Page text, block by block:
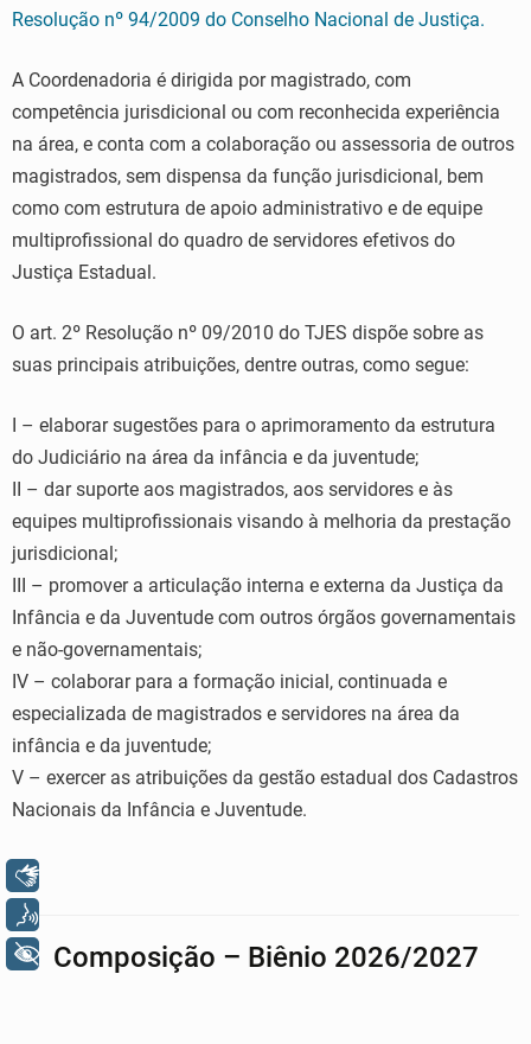
+ Acessibilidade
Resolução nº 94/2009 do Conselho Nacional de Justiça.
A Coordenadoria é dirigida por magistrado, com
competência jurisdicional ou com reconhecida experiência
na área, e conta com a colaboração ou assessoria de outros
magistrados, sem dispensa da função jurisdicional, bem
como com estrutura de apoio administrativo e de equipe
multiprofissional do quadro de servidores efetivos do
Justiça Estadual.
O art. 2º Resolução nº 09/2010 do TJES dispõe sobre as
suas principais atribuições, dentre outras, como segue:
I – elaborar sugestões para o aprimoramento da estrutura
do Judiciário na área da infância e da juventude;
II – dar suporte aos magistrados, aos servidores e às
equipes multiprofissionais visando à melhoria da prestação
jurisdicional;
III – promover a articulação interna e externa da Justiça da
Infância e da Juventude com outros órgãos governamentais
e não-governamentais;
IV – colaborar para a formação inicial, continuada e
especializada de magistrados e servidores na área da
infância e da juventude;
V – exercer as atribuições da gestão estadual dos Cadastros
Nacionais da Infância e Juventude.
Composição – Biênio 2026/2027